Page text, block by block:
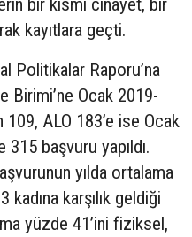
bir kısmı cinayet, bir
kayıtlara geçti.
Politikalar Raporu’na
Birimi’ne Ocak 2019-
ALO 183’e ise Ocak
başvuru yapıldı.
yılda ortalama
karşılık geldiği
yüzde 41’ini fiziksel,